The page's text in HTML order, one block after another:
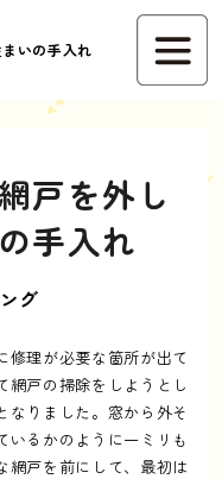
いの手入れ
戸を外し
手入れ
グ
修理が必要な箇所が出て
網戸の掃除をしようとし
なりました。窓から外そ
いるかのように一ミリも
網戸を前にして、最初は